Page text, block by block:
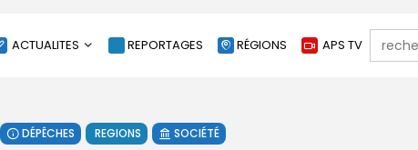
ACTUALITES
SOCIÉTÉ
REPORTAGES RÉGIONS APS TV
Search
for:
DÉPÊCHES REGIONS SOCIÉTÉ